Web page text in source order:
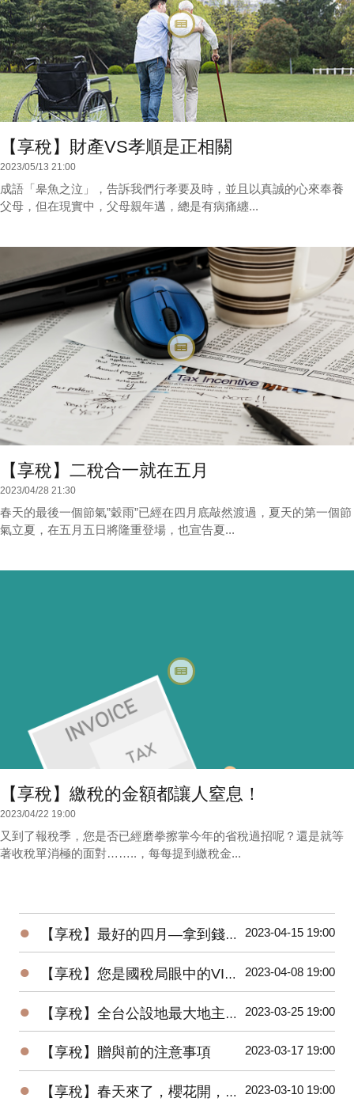
【享稅】財產VS孝順是正相關
2023/05/13 21:00
成語「皋魚之泣」，告訴我們行孝要及時，並且以真誠的心來奉養
父母，但在現實中，父母親年邁，總是有病痛纏...
【享稅】二稅合一就在五月
2023/04/28 21:30
春天的最後一個節氣”穀雨”已經在四月底敲然渡過，夏天的第一個節
氣立夏，在五月五日將隆重登場，也宣告夏...
【享稅】繳稅的金額都讓人窒息！
2023/04/22 19:00
又到了報稅季，您是否已經磨拳擦掌今年的省稅過招呢？還是就等
著收稅單消極的面對……..，每每提到繳稅金...
● 【享稅】最好的四月—拿到錢又全民大減稅 2023-04-15 19:00
● 【享稅】您是國稅局眼中的VIP嗎？ 2023-04-08 19:00
● 【享稅】全台公設地最大地主您猜是誰？ 2023-03-25 19:00
● 【享稅】贈與前的注意事項 2023-03-17 19:00
● 【享稅】春天來了，櫻花開，稅官們也動起來！ 2023-03-10 19:00